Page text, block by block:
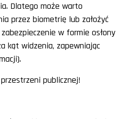
Dlatego może warto
przez biometrię lub założyć
w formie osłony
kąt widzenia, zapewniając
publicznej!